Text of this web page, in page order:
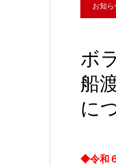
お知ら
ボ
船
に
◆令和